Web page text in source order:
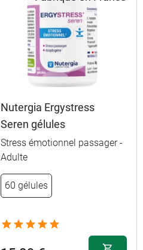
Nutergia Ergystress
Seren gélules
Stress émotionnel passager -
Adulte
60 gélules